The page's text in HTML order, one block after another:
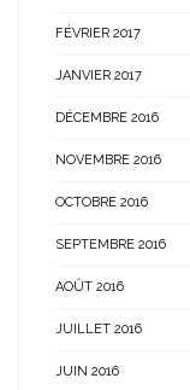
FÉVRIER 2017
JANVIER 2017
DÉCEMBRE 2016
NOVEMBRE 2016
OCTOBRE 2016
SEPTEMBRE 2016
AOÛT 2016
JUILLET 2016
JUIN 2016